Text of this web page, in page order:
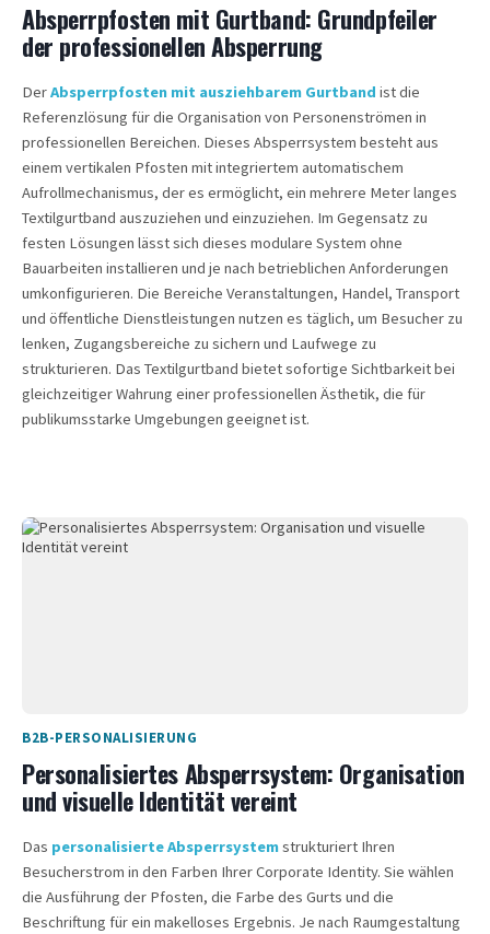
Absperrpfosten mit Gurtband: Grundpfeiler
der professionellen Absperrung
DerAbsperrpfosten mit ausziehbarem Gurtband ist die
Referenzlösung für die Organisation von Personenströmen in
professionellen Bereichen. Dieses Absperrsystem besteht aus
einem vertikalen Pfosten mit integriertem automatischem
Aufrollmechanismus, der es ermöglicht, ein mehrere Meter langes
Textilgurtband auszuziehen und einzuziehen. Im Gegensatz zu
festen Lösungen lässt sich dieses modulare System ohne
Bauarbeiten installieren und je nach betrieblichen Anforderungen
umkonfigurieren. Die Bereiche Veranstaltungen, Handel, Transport
und öffentliche Dienstleistungen nutzen es täglich, um Besucher zu
lenken, Zugangsbereiche zu sichern und Laufwege zu
strukturieren. Das Textilgurtband bietet sofortige Sichtbarkeit bei
gleichzeitiger Wahrung einer professionellen Ästhetik, die für
publikumsstarke Umgebungen geeignet ist.
B2B-PERSONALISIERUNG
Personalisiertes Absperrsystem: Organisation
und visuelle Identität vereint
Das personalisierte Absperrsystemstrukturiert Ihren
Besucherstrom in den Farben Ihrer Corporate Identity. Sie wählen
die Ausführung der Pfosten, die Farbe des Gurts und die
Beschriftung für ein makelloses Ergebnis. Je nach Raumgestaltung